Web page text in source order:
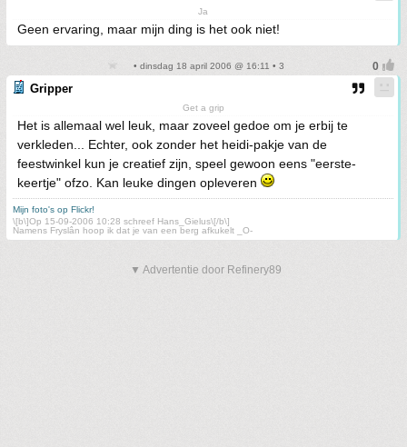
Ja
Geen ervaring, maar mijn ding is het ook niet!
• dinsdag 18 april 2006 @ 16:11 • 3
Gripper
Get a grip
Het is allemaal wel leuk, maar zoveel gedoe om je erbij te
verkleden... Echter, ook zonder het heidi-pakje van de
feestwinkel kun je creatief zijn, speel gewoon eens "eerste-
keertje" ofzo. Kan leuke dingen opleveren
Mijn foto's op Flickr!
\[b\]Op 15-09-2006 10:28 schreef Hans_Gielus\[/b\]
Namens Fryslân hoop ik dat je van een berg afkukelt _O-
▼ Advertentie door Refinery89